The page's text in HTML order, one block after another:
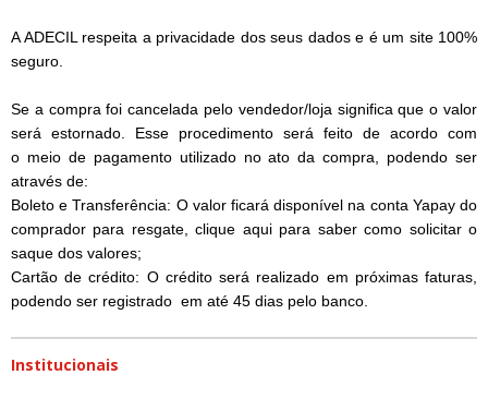
A ADECIL respeita a privacidade dos seus dados e é um site 100%
seguro.
Se a compra foi cancelada pelo vendedor/loja significa que o valor
será estornado. Esse procedimento será feito de acordo com
o meio de pagamento utilizado no ato da compra, podendo ser
através de:
Boleto e Transferência: O valor ficará disponível na conta Yapay do
comprador para resgate,clique aquipara saber como solicitar o
saque dos valores;
Cartão de crédito: O crédito será realizado em próximas faturas,
podendo ser registrado em até 45 dias pelo banco.
Institucionais